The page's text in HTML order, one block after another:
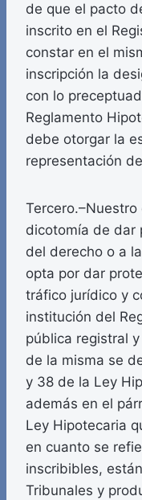
de que el pacto
inscrito en el
constar en el
inscripción la
con lo
Reglamento
debe otorgar la
representación
dicotomía de dar
del derecho o a
opta por dar
tráfico jurídico y
institución del
pública registral
de la misma se
y 38 de la Ley
además en el
Ley Hipotecaria
en cuanto se
inscribibles,
Tribunales y